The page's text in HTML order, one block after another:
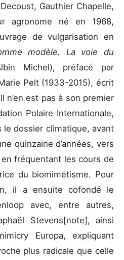
Gauthier Chapelle,
agronome né en 1968,
de vulgarisation en
modèle. La voie du
Michel), préfacé par
Pelt (1933-2015), écrit
n’en est pas à son premier
Polaire Internationale,
le dossier climatique, avant
quinzaine d’années, vers
fréquentant les cours de
du biomimétisme. Pour
il a ensuite cofondé le
avec, entre autres,
Stevens[note], ainsi
Europa, expliquant
plus radicale que celle